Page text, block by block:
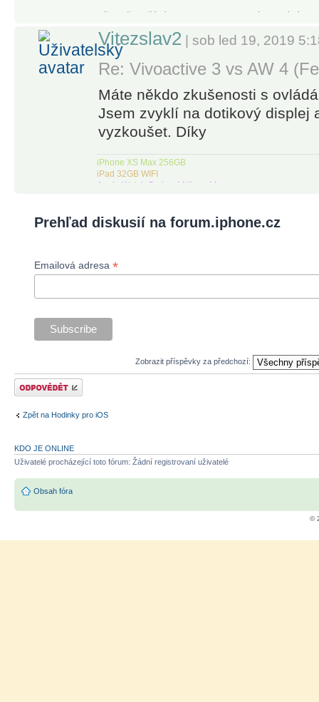
Vitezslav2 | sob led 19, 2019
Re: Vivoactive 3 vs AW 4
Máte někdo zkušenosti s
Jsem zvyklí na dotikový displej
vyzkoušet. Díky
iPhone XS Max 256GB
iPad 32GB WIFI
Apple Watch Series 4 Nike+ 44mm
Prehľad diskusií na forum.iphone.cz
Emailová adresa*
Zobrazit příspěvky za předchozí:
Odeslat odpověď
Zpět na Hodinky pro iOS
KDO JE ONLINE
Uživatelé procházející toto fórum: Žádní registrovaní uživatelé
Obsah fóra
©